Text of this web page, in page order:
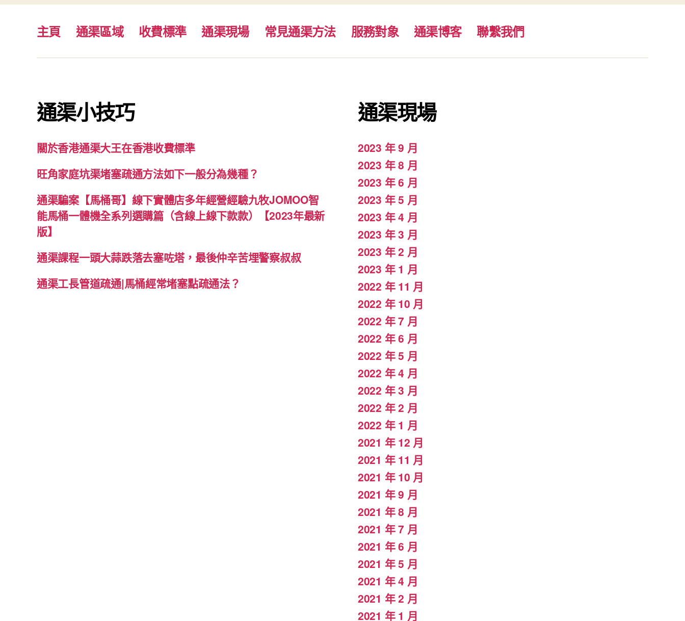
主頁 通渠區域 收費標準 通渠現場 常見通渠方法 服務對象 通渠博客 聯繫我們
通渠小技巧
關於香港通渠大王在香港收費標準
旺角家庭坑渠堵塞疏通方法如下一般分為幾種？
通渠騙案【馬桶哥】線下實體店多年經營經驗九牧JOMOO智
能馬桶一體機全系列選購篇（含線上線下款款）【2023年最新
版】
通渠課程一頭大蒜跌落去塞咗塔，最後仲辛苦埋警察叔叔
通渠工長管道疏通|馬桶經常堵塞點疏通法？
通渠現場
2023 年 9 月
2023 年 8 月
2023 年 6 月
2023 年 5 月
2023 年 4 月
2023 年 3 月
2023 年 2 月
2023 年 1 月
2022 年 11 月
2022 年 10 月
2022 年 7 月
2022 年 6 月
2022 年 5 月
2022 年 4 月
2022 年 3 月
2022 年 2 月
2022 年 1 月
2021 年 12 月
2021 年 11 月
2021 年 10 月
2021 年 9 月
2021 年 8 月
2021 年 7 月
2021 年 6 月
2021 年 5 月
2021 年 4 月
2021 年 2 月
2021 年 1 月